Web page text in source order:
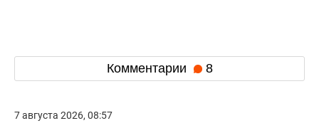
Комментарии 8
7 августа 2026, 08:57